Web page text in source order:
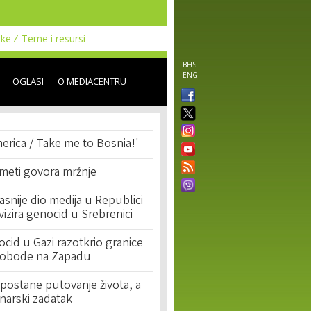
Teme i resursi
BHS
ENG
OGLASI O MEDIACENTRU
/ Take me to Bosnia!'
govora mržnje
dio medija u Republici
genocid u Srebrenici
u Gazi razotkrio granice
na Zapadu
putovanje života, a
zadatak